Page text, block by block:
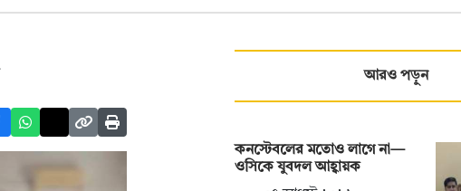
আরও পড়ুন
কনস্টেবলের মতোও লাগে না—
ওসিকে যুবদল আহ্বায়ক